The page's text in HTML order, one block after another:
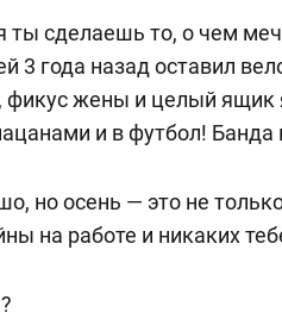
ты сделаешь то, о чем
3 года назад оставил
фикус жены и целый ящик
и в футбол!
но осень — это не
на работе и никаких